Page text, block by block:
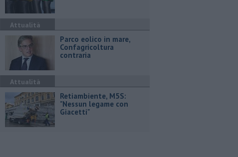
Attualità
Parco eolico in mare,
Confagricoltura
contraria
Attualità
Retiambiente, M5S:
"Nessun legame con
Giacetti"